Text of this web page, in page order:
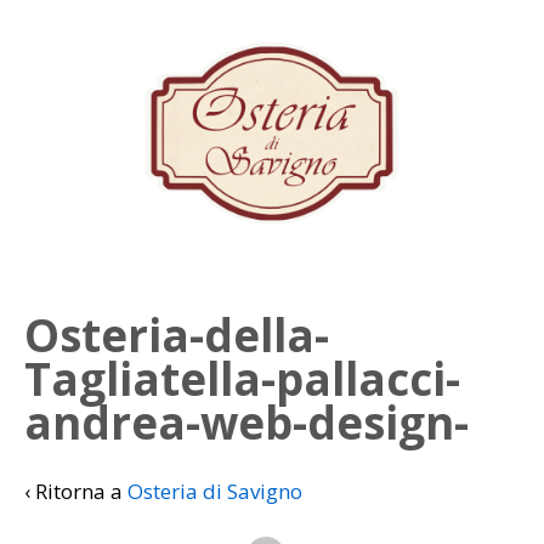
Osteria-della-
Tagliatella-pallacci-
andrea-web-design-
‹ Ritorna a Osteria di Savigno